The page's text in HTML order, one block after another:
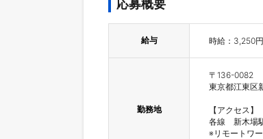
応募概要
給与
勤務地
〒136-0082
東京都江東区
【アクセス】
各線　新木場
※リモートワ